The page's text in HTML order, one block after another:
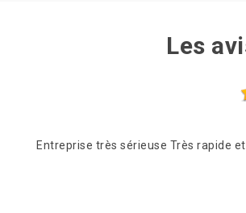
Les
Entreprise très sérieuse Très rapide